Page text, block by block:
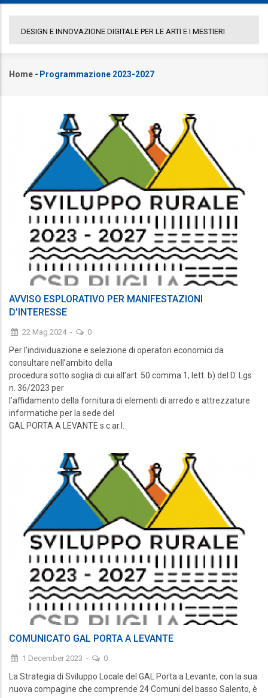
COMUNICATO GAL PORTA A LEVANTE
Briciole
Home - Programmazione 2023-2027
AVVISO ESPLORATIVO PER MANIFESTAZIONI
D’INTERESSE
22 Mag 2024 - 0
Per l’individuazione e selezione di operatori economici da
consultare nell’ambito della
procedura sotto soglia di cui all’art. 50 comma 1, lett. b) del D. Lgs
n. 36/2023 per
l’affidamento della fornitura di elementi di arredo e attrezzature
informatiche per la sede del
GAL PORTA A LEVANTE s.c.ar.l.
COMUNICATO GAL PORTA A LEVANTE
1 December 2023 - 0
La Strategia di Sviluppo Locale del GAL Porta a Levante, con la sua
nuova compagine che comprende 24 Comuni del basso Salento, è